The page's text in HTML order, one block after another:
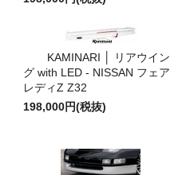
KAMINARI │ リアウイン
グ with LED - NISSAN フェア
レディZ Z32
198,000円(税抜)